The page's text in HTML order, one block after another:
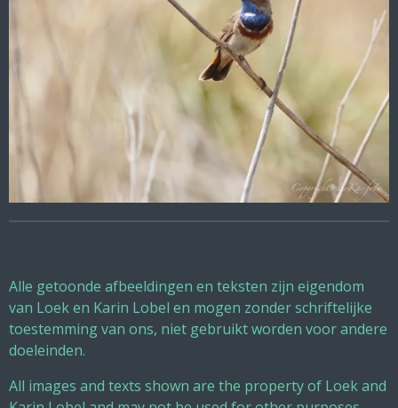
Alle getoonde afbeeldingen en teksten zijn eigendom
van Loek en Karin Lobel en mogen zonder schriftelijke
toestemming van ons, niet gebruikt worden voor andere
doeleinden.
All images and texts shown are the property of Loek and